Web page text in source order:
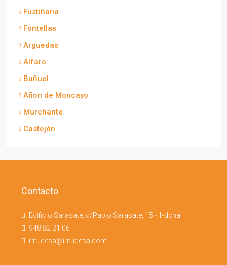
Fustiñana
Fontellas
Arguedas
Alfaro
Buñuel
Añon de Moncayo
Murchante
Castejón
Contacto
Edificio Sarasate, c/Pablo Sarasate, 15 - 1-dcha
948 82 21 06
intudesa@intudesa.com